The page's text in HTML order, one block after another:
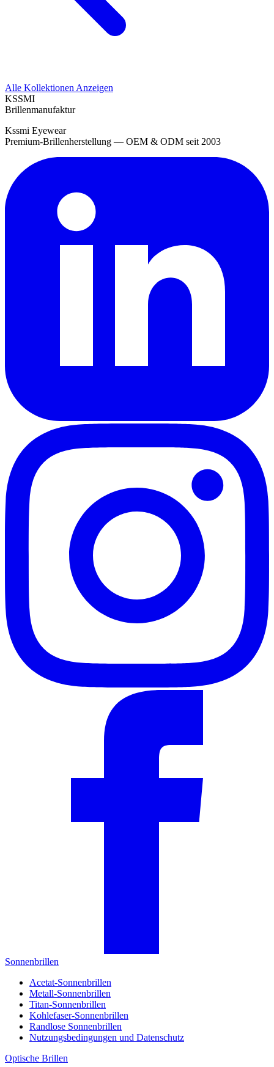
Alle Kollektionen Anzeigen
KSSMI
Brillenmanufaktur
Kssmi Eyewear
Premium-Brillenherstellung — OEM & ODM seit 2003
Sonnenbrillen
Acetat-Sonnenbrillen
Metall-Sonnenbrillen
Titan-Sonnenbrillen
Kohlefaser-Sonnenbrillen
Randlose Sonnenbrillen
Nutzungsbedingungen und Datenschutz
Optische Brillen